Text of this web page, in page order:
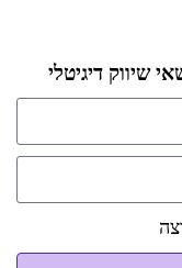
שיווק דיגיטלי